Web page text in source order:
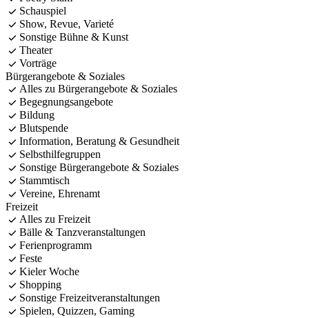
Schauspiel
Show, Revue, Varieté
Sonstige Bühne & Kunst
Theater
Vorträge
Bürgerangebote & Soziales
Alles zu Bürgerangebote & Soziales
Begegnungsangebote
Bildung
Blutspende
Information, Beratung & Gesundheit
Selbsthilfegruppen
Sonstige Bürgerangebote & Soziales
Stammtisch
Vereine, Ehrenamt
Freizeit
Alles zu Freizeit
Bälle & Tanzveranstaltungen
Ferienprogramm
Feste
Kieler Woche
Shopping
Sonstige Freizeitveranstaltungen
Spielen, Quizzen, Gaming